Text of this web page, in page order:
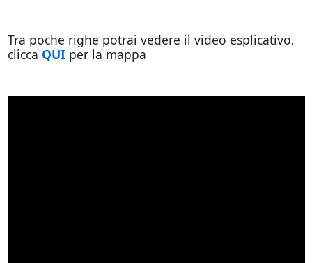
Tra poche righe potrai vedere il video esplicativo,
clicca QUIper la mappa